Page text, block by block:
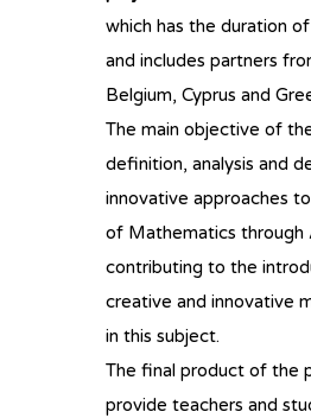
which has the duration
and includes partners
Belgium, Cyprus and
The main objective of
definition, analysis and
innovative approaches
of Mathematics through
contributing to the
creative and innovative
in this subject.
The final product of the
provide teachers and